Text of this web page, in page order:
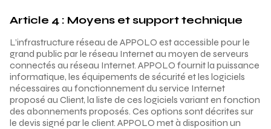
Article 4 : Moyens et support technique
L’infrastructure réseau de APPOLO est accessible pour le
grand public par le réseau Internet au moyen de serveurs
connectés au réseau Internet. APPOLO fournit la puissance
informatique, les équipements de sécurité et les logiciels
nécessaires au fonctionnement du service Internet
proposé au Client, la liste de ces logiciels variant en fonction
des abonnements proposés. Ces options sont décrites sur
le devis signé par le client. APPOLO met à disposition un